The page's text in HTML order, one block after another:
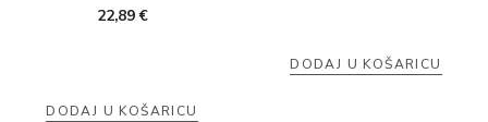
22,89€
DODAJ U KOŠARICU
DODAJ U KOŠARICU